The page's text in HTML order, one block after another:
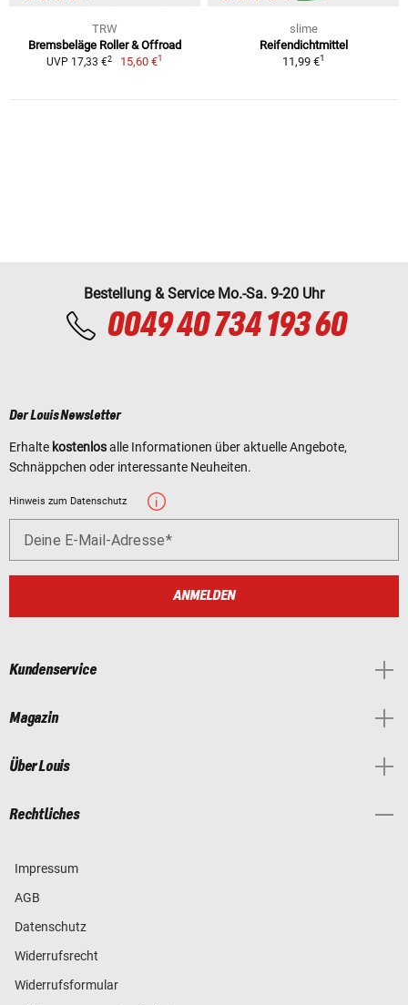
TRW
Bremsbeläge Roller & Offroad
UVP 17,33 €2 15,60 €1
slime
Reifendichtmittel
11,99 €1
Bestellung & Service Mo.-Sa. 9-20 Uhr
0049 40 734 193 60
Der Louis Newsletter
Erhalte kostenlosalle Informationen über aktuelle Angebote,
Schnäppchen oder interessante Neuheiten.
Hinweis zum Datenschutz
Deine E-Mail-Adresse
ANMELDEN
Kundenservice
Magazin
Über Louis
Rechtliches
Impressum
AGB
Datenschutz
Widerrufsrecht
Widerrufsformular